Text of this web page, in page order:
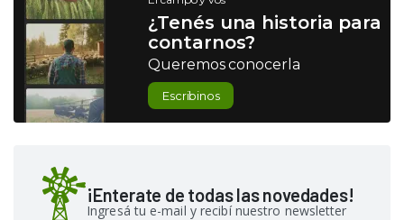
¿Tenés una historia para
contarnos?
Queremos conocerla
Escribinos
¡Enterate de todas las novedades!
Ingresá tu e-mail y recibí nuestro newsletter